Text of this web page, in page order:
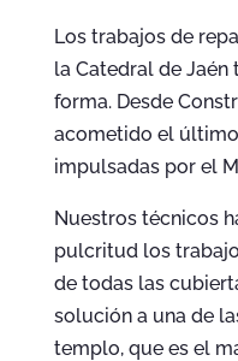
Los trabajos de
la Catedral de
forma. Desde
acometido el
impulsadas por el
Nuestros técnicos
pulcritud los
de todas las
solución a una de
templo, que es el